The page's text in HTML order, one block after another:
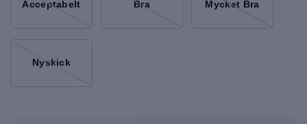
Acceptabelt Bra Mycket Bra
Nyskick